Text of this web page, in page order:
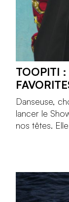
TOOPITI :
Danseuse,
lancer le
nos têtes.